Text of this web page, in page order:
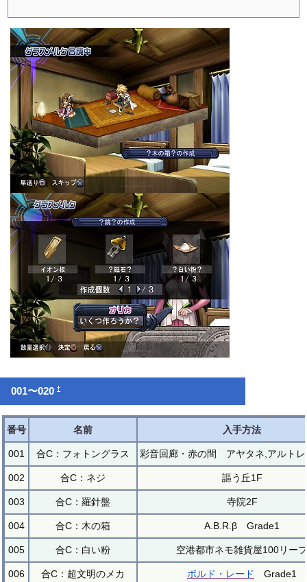
001〜020†
番号 名前 入手方法
001 合C：フォトングラス 彩音回廊・赤の間 アヤタネ,アルトレ
002 合C：ネジ 謳う丘1F
003 合C：羅針盤 寺院2F
004 合C：木の箱 A.B.R.β Grade1
005 合C：白い粉 空港都市ネモ雑貨屋100リーフ
006 合C：超文明のメカ ボルド・レード Grade1